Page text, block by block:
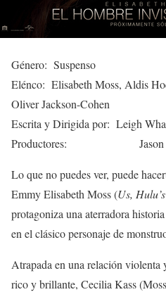
Género: Suspenso
Elénco: Elisabeth Moss, Aldis
Oliver Jackson-Cohen
Escrita y Dirigida por: Leigh
Productores: Jason
Lo que no puedes ver, puede
Emmy Elisabeth Moss (Us,
protagoniza una aterradora
en el clásico personaje de
Atrapada en una relación
rico y brillante, Cecilia Kass